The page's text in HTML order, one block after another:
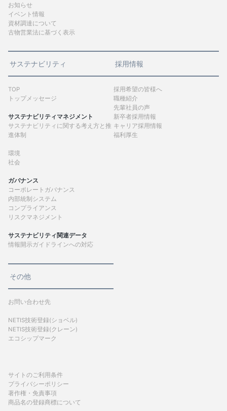
お知らせ
イベント情報
資材調達について
古物営業法に基づく表示
サステナビリティ
TOP
トップメッセージ
サステナビリティマネジメント
サステナビリティに関する考え方と推
進体制
環境
社会
ガバナンス
コーポレートガバナンス
内部統制システム
コンプライアンス
リスクマネジメント
サステナビリティ関連データ
情報開示ガイドラインへの対応
採用情報
採用希望の皆様へ
職種紹介
先輩社員の声
新卒者採用情報
キャリア採用情報
福利厚生
その他
お問い合わせ先
NETIS技術登録(ショベル)
NETIS技術登録(クレーン)
エコシップマーク
サイトのご利用条件
プライバシーポリシー
著作権・免責事項
商品名の登録商標について